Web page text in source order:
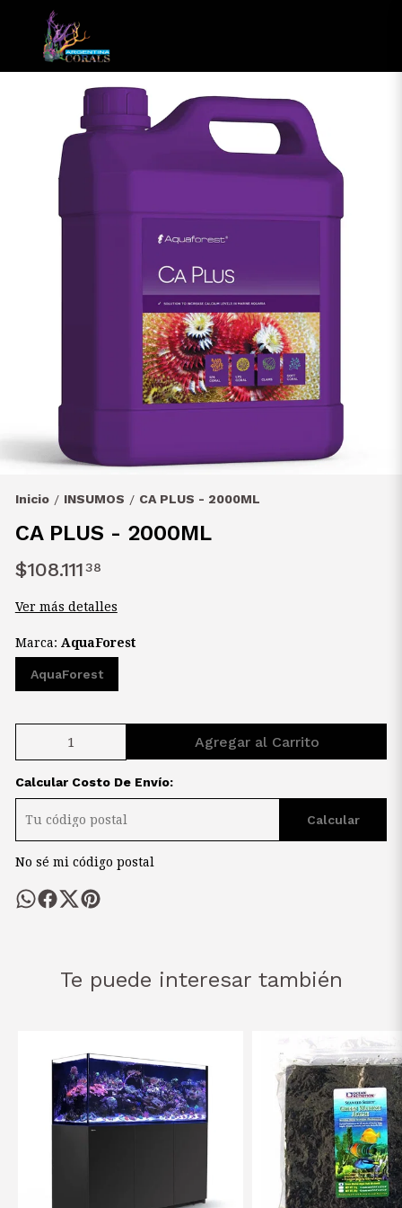
Inicio / INSUMOS / CA PLUS - 2000ML
CA PLUS - 2000ML
$108.11138
Ver más detalles
Marca: AquaForest
AquaForest
Agregar al Carrito
Calcular Costo De Envío:
Calcular
No sé mi código postal
Te puede interesar también